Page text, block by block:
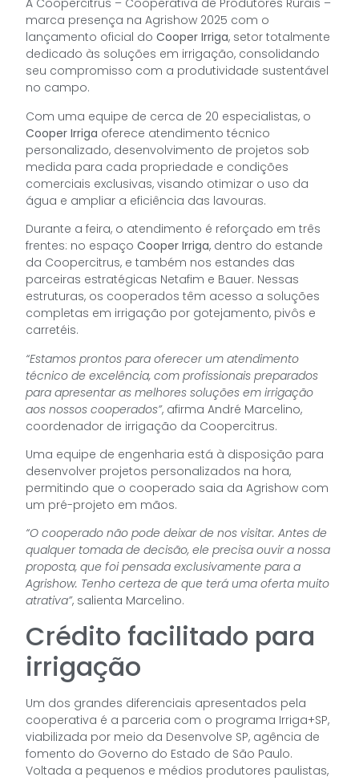
A Coopercitrus – Cooperativa de Produtores Rurais –
marca presença na Agrishow 2025 com o
lançamento oficial do Cooper Irriga, setor totalmente
dedicado às soluções em irrigação, consolidando
seu compromisso com a produtividade sustentável
no campo.
Com uma equipe de cerca de 20 especialistas, o
Cooper Irriga oferece atendimento técnico
personalizado, desenvolvimento de projetos sob
medida para cada propriedade e condições
comerciais exclusivas, visando otimizar o uso da
água e ampliar a eficiência das lavouras.
Durante a feira, o atendimento é reforçado em três
frentes: no espaço Cooper Irriga, dentro do estande
da Coopercitrus, e também nos estandes das
parceiras estratégicas Netafim e Bauer. Nessas
estruturas, os cooperados têm acesso a soluções
completas em irrigação por gotejamento, pivôs e
carretéis.
“Estamos prontos para oferecer um atendimento
técnico de excelência, com profissionais preparados
para apresentar as melhores soluções em irrigação
aos nossos cooperados”, afirma André Marcelino,
coordenador de irrigação da Coopercitrus.
Uma equipe de engenharia está à disposição para
desenvolver projetos personalizados na hora,
permitindo que o cooperado saia da Agrishow com
um pré-projeto em mãos.
“O cooperado não pode deixar de nos visitar. Antes de
qualquer tomada de decisão, ele precisa ouvir a nossa
proposta, que foi pensada exclusivamente para a
Agrishow. Tenho certeza de que terá uma oferta muito
atrativa”, salienta Marcelino.
Crédito facilitado para
irrigação
Um dos grandes diferenciais apresentados pela
cooperativa é a parceria com o programa Irriga+SP,
viabilizada por meio da Desenvolve SP, agência de
fomento do Governo do Estado de São Paulo.
Voltada a pequenos e médios produtores paulistas,